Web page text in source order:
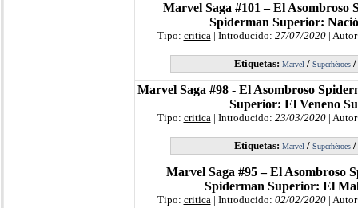
Marvel Saga #101 – El Asombroso
Spiderman Superior:
Tipo: critica| Introducido: 27/07/2020|
Etiquetas: Marvel/ Superhéroes/
Marvel Saga #98 - El Asombroso
Superior: El Veneno
Tipo: critica| Introducido: 23/03/2020|
Etiquetas: Marvel/ Superhéroes/
Marvel Saga #95 – El Asombroso
Spiderman Superior: El
Tipo: critica| Introducido: 02/02/2020|